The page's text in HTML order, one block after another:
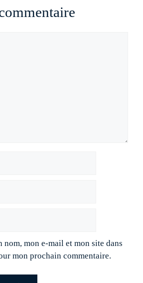
nom, mon e-mail et mon site dans
mon prochain commentaire.